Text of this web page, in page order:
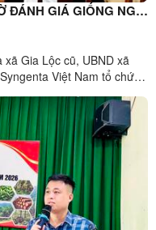
ĐÁNH GIÁ GIỐNG NGÔ
Gia Lộc cũ, UBND xã
Việt Nam tổ chức
Việt Nam, các trưởng
trên địa bàn ...